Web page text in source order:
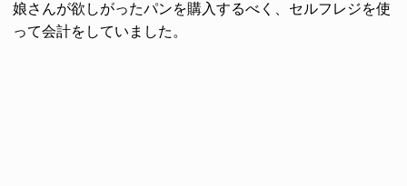
娘さんが欲しがったパンを購入するべく、セルフレジを使
って会計をしていました。